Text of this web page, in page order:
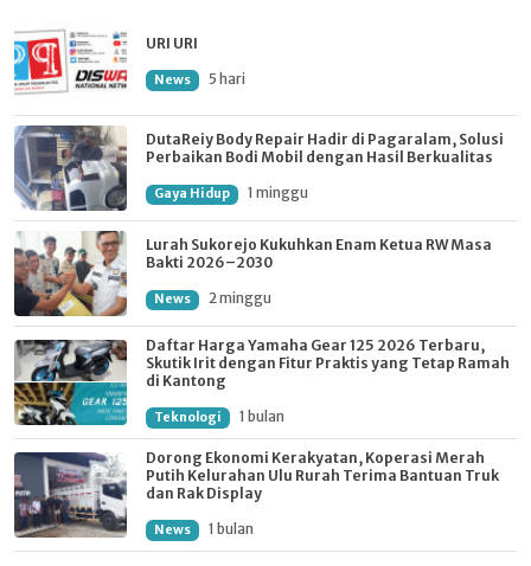
URI URI
News 5 hari
DutaReiy Body Repair Hadir di Pagaralam, Solusi
Perbaikan Bodi Mobil dengan Hasil Berkualitas
Gaya Hidup 1 minggu
Lurah Sukorejo Kukuhkan Enam Ketua RW Masa
Bakti 2026–2030
News 2 minggu
Daftar Harga Yamaha Gear 125 2026 Terbaru,
Skutik Irit dengan Fitur Praktis yang Tetap Ramah
di Kantong
Teknologi 1 bulan
Dorong Ekonomi Kerakyatan, Koperasi Merah
Putih Kelurahan Ulu Rurah Terima Bantuan Truk
dan Rak Display
News 1 bulan